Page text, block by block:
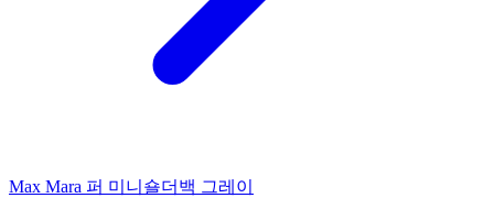
Max Mara 퍼 미니숄더백 그레이